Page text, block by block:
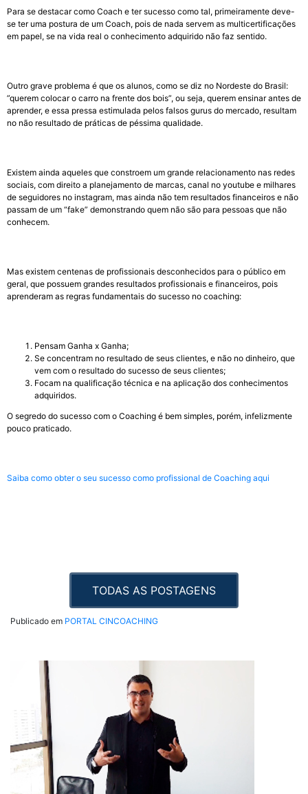
Para se destacar como Coach e ter sucesso como tal, primeiramente deve-
se ter uma postura de um Coach, pois de nada servem as multicertificações
em papel, se na vida real o conhecimento adquirido não faz sentido.
Outro grave problema é que os alunos, como se diz no Nordeste do Brasil:
”querem colocar o carro na frente dos bois”, ou seja, querem ensinar antes de
aprender, e essa pressa estimulada pelos falsos gurus do mercado, resultam
no não resultado de práticas de péssima qualidade.
Existem ainda aqueles que constroem um grande relacionamento nas redes
sociais, com direito a planejamento de marcas, canal no youtube e milhares
de seguidores no instagram, mas ainda não tem resultados financeiros e não
passam de um “fake” demonstrando quem não são para pessoas que não
conhecem.
Mas existem centenas de profissionais desconhecidos para o público em
geral, que possuem grandes resultados profissionais e financeiros, pois
aprenderam as regras fundamentais do sucesso no coaching:
Pensam Ganha x Ganha;
Se concentram no resultado de seus clientes, e não no dinheiro, que
vem com o resultado do sucesso de seus clientes;
Focam na qualificação técnica e na aplicação dos conhecimentos
adquiridos.
O segredo do sucesso com o Coaching é bem simples, porém, infelizmente
pouco praticado.
Saiba como obter o seu sucesso como profissional de Coaching aqui
TODAS AS POSTAGENS
Publicado em PORTAL CINCOACHING